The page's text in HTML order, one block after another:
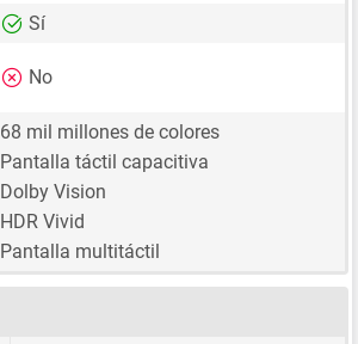
Sí
No
68 mil millones de colores
Pantalla táctil capacitiva
Dolby Vision
HDR Vivid
Pantalla multitáctil